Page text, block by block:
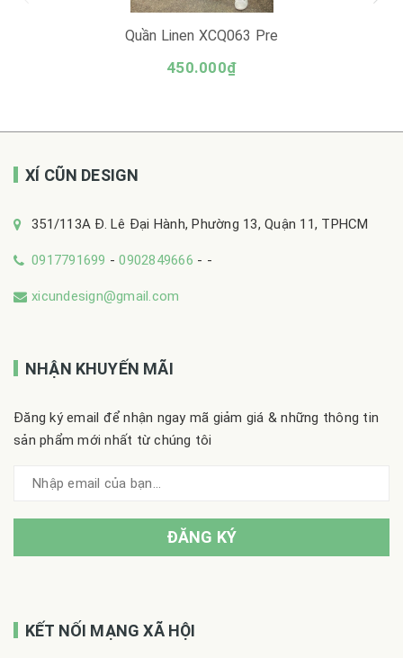
Quần Linen XCQ063 Pre
450.000₫
XÍ CŨN DESIGN
351/113A Đ. Lê Đại Hành, Phường 13, Quận 11, TPHCM
0917791699 -0902849666 - -
xicundesign@gmail.com
NHẬN KHUYẾN MÃI
Đăng ký email để nhận ngay mã giảm giá & những thông tin
sản phẩm mới nhất từ chúng tôi
ĐĂNG KÝ
KẾT NỐI MẠNG XÃ HỘI